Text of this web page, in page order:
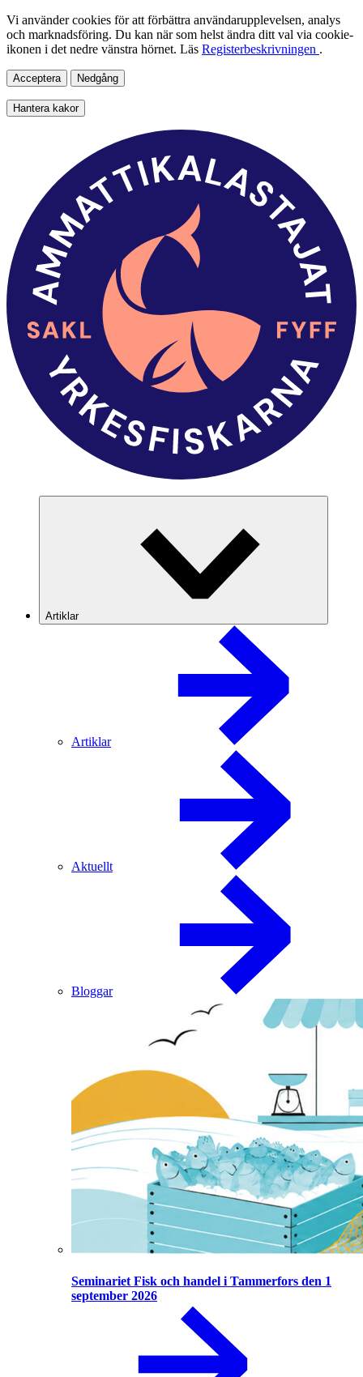
Vi använder cookies för att förbättra användarupplevelsen, analys
och marknadsföring. Du kan när som helst ändra ditt val via cookie-
ikonen i det nedre vänstra hörnet. Läs Registerbeskrivningen .
Acceptera Nedgång
Hantera kakor
Artiklar
Artiklar
Aktuellt
Bloggar
Seminariet Fisk och handel i Tammerfors den 1
september 2026